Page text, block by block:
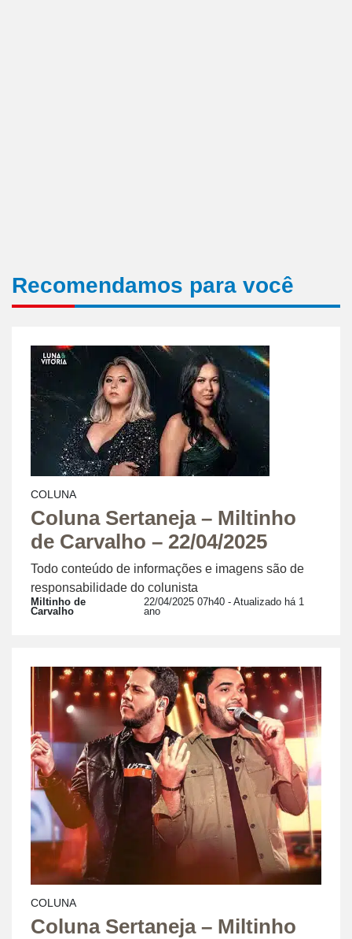
Recomendamos para você
COLUNA
Coluna Sertaneja – Miltinho
de Carvalho – 22/04/2025
Todo conteúdo de informações e imagens são de
responsabilidade do colunista
Miltinho de
Carvalho
22/04/2025 07h40- Atualizado há 1
ano
COLUNA
Coluna Sertaneja – Miltinho